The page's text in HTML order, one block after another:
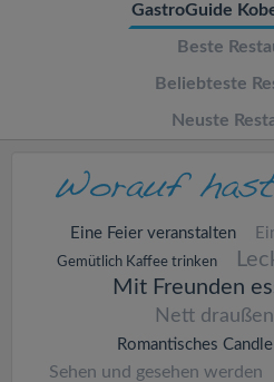
GastroGuide
Beste
Beliebteste
Neuste
Eine Feier veranstalten
Gemütlich Kaffee trinken
Mit Freunden
Nett
Romantisches
Sehen und gesehen werden